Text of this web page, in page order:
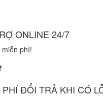
ONLINE 24/7
phí!
PHÍ ĐỔI TRẢ KHI CÓ